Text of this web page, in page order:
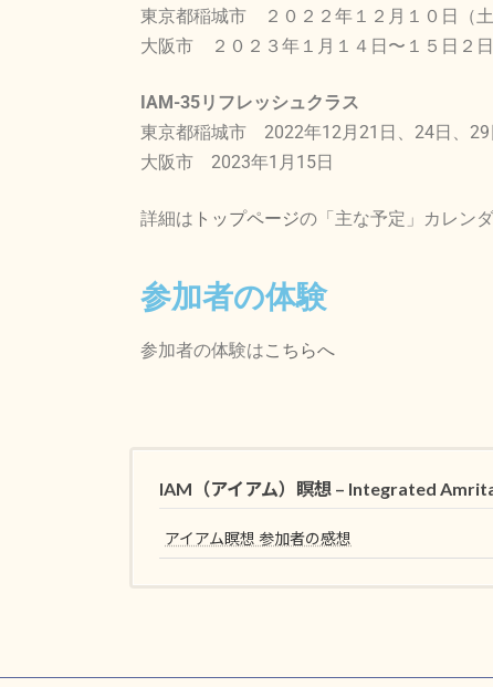
東京都稲城市 ２０２２年１２月１０日（
大阪市 ２０２３年１月１４日〜１５日２
IAM-35リフレッシュクラス
東京都稲城市 2022年12月21日、24日、29
大阪市 2023年1月15日
詳細は トップページの「主な予定」カレン
参加者の体験
参加者の体験はこちらへ
IAM（アイアム）瞑想 – Integrated
アイアム瞑想 参加者の感想